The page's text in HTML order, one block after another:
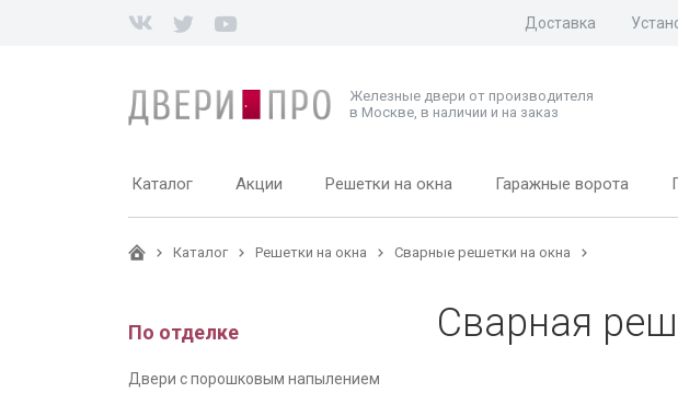
Доставка
Железные двери от производителя
в Москве, в наличии и на заказ
Каталог Акции Решетки на окна Гаражные ворота
Каталог Решетки на окна Сварные решетки на окна
По отделке
Двери с порошковым напылением
Сварная